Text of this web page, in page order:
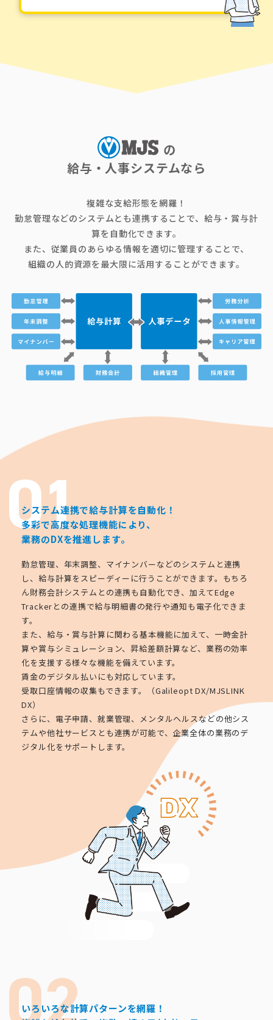
の
給与・人事システムなら
複雑な支給形態を網羅！
勤怠管理などのシステムとも連携することで、給与・賞与計
算を自動化できます。
また、従業員のあらゆる情報を適切に管理することで、
組織の人的資源を最大限に活用することができます。
システム連携で給与計算を自動化！
多彩で高度な処理機能により、
業務のDXを推進します。
勤怠管理、年末調整、マイナンバーなどのシステムと連携
し、給与計算をスピーディーに行うことができます。もちろ
ん財務会計システムとの連携も自動化でき、加えてEdge
Trackerとの連携で給与明細書の発行や通知も電子化できま
す。
また、給与・賞与計算に関わる基本機能に加えて、一時金計
算や賞与シミュレーション、昇給差額計算など、業務の効率
化を支援する様々な機能を備えています。
賃金のデジタル払いにも対応しています。
受取口座情報の収集もできます。（Galileopt DX/MJSLINK
DX）
さらに、電子申請、就業管理、メンタルヘルスなどの他シス
テムや他社サービスとも連携が可能で、企業全体の業務のデ
ジタル化をサポートします。
いろいろな計算パターンを網羅！